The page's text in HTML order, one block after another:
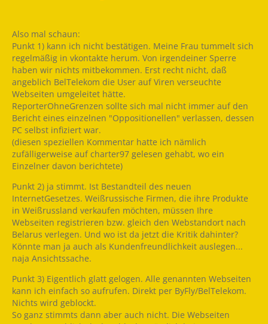
Also mal schaun:
Punkt 1) kann ich nicht bestätigen. Meine Frau tummelt sich
regelmäßig in vkontakte herum. Von irgendeiner Sperre
haben wir nichts mitbekommen. Erst recht nicht, daß
angeblich BelTelekom die User auf Viren verseuchte
Webseiten umgeleitet hätte.
ReporterOhneGrenzen sollte sich mal nicht immer auf den
Bericht eines einzelnen "Oppositionellen" verlassen, dessen
PC selbst infiziert war.
(diesen speziellen Kommentar hatte ich nämlich
zufälligerweise auf charter97 gelesen gehabt, wo ein
Einzelner davon berichtete)
Punkt 2) ja stimmt. Ist Bestandteil des neuen
InternetGesetzes. Weißrussische Firmen, die ihre Produkte
in Weißrussland verkaufen möchten, müssen Ihre
Webseiten registrieren bzw. gleich den Webstandort nach
Belarus verlegen. Und wo ist da jetzt die Kritik dahinter?
Könnte man ja auch als Kundenfreundlichkeit auslegen...
naja Ansichtssache.
Punkt 3) Eigentlich glatt gelogen. Alle genannten Webseiten
kann ich einfach so aufrufen. Direkt per ByFly/BelTelekom.
Nichts wird geblockt.
So ganz stimmts dann aber auch nicht. Die Webseiten